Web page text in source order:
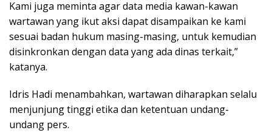
Kami juga meminta agar data media kawan-kawan
wartawan yang ikut aksi dapat disampaikan ke kami
sesuai badan hukum masing-masing, untuk kemudian
disinkronkan dengan data yang ada dinas terkait,”
katanya.
Idris Hadi menambahkan, wartawan diharapkan selalu
menjunjung tinggi etika dan ketentuan undang-
undang pers.